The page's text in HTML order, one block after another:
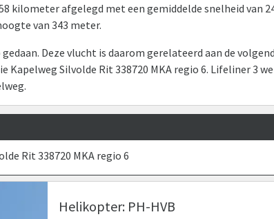
kilometer afgelegd met een gemiddelde snelheid van
van 343 meter.
Deze vlucht is daarom gerelateerd aan de
Kapelweg Silvolde Rit 338720 MKA regio 6. Lifeliner 3
Rit 338720 MKA regio 6
Helikopter: PH-HVB